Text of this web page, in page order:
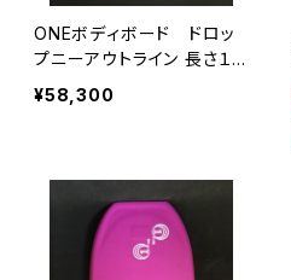
ONEボディボード ドロッ
プニーアウトライン 長さ１０
７センチ
¥58,300